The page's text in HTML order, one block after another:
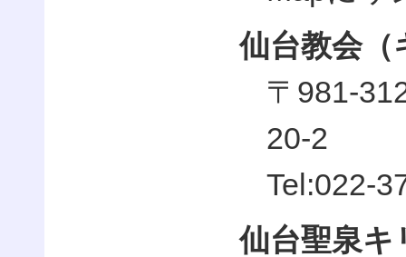
仙台教会（
〒981-
20-2
Tel:022-
仙台聖泉キ